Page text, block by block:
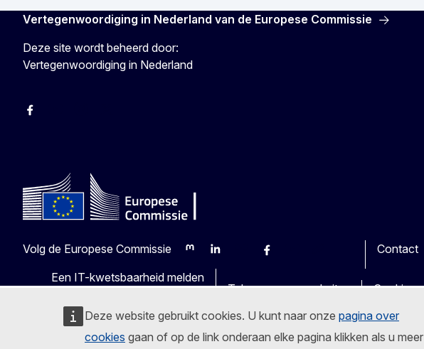
Deze website gebruikt cookies. U kunt naar onze pagina over
cookies gaan of op de link onderaan elke pagina klikken als u meer
Vertegenwoordiging in Nederland van de Europese Commissie
Deze site wordt beheerd door:
Vertegenwoordiging in Nederland
Facebook
Volg de Europese Commissie
MastodonLinkedInBlueskyFacebook
Contact
Een IT-kwetsbaarheid melden
Talen op onze websites
Cookies